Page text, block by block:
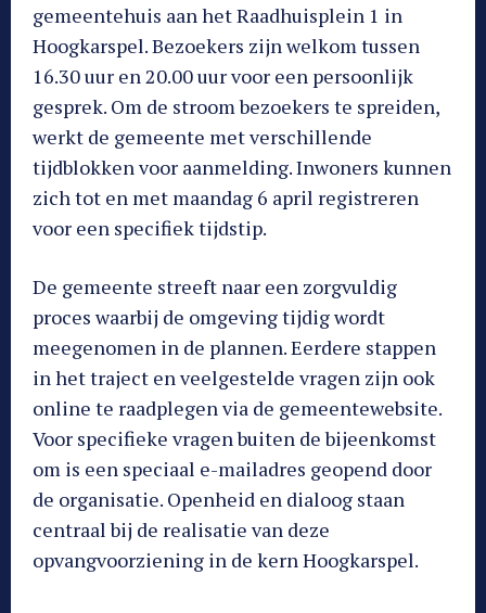
gemeentehuis aan het Raadhuisplein 1 in
Hoogkarspel. Bezoekers zijn welkom tussen
16.30 uur en 20.00 uur voor een persoonlijk
gesprek. Om de stroom bezoekers te spreiden,
werkt de gemeente met verschillende
tijdblokken voor aanmelding. Inwoners kunnen
zich tot en met maandag 6 april registreren
voor een specifiek tijdstip.
De gemeente streeft naar een zorgvuldig
proces waarbij de omgeving tijdig wordt
meegenomen in de plannen. Eerdere stappen
in het traject en veelgestelde vragen zijn ook
online te raadplegen via de gemeentewebsite.
Voor specifieke vragen buiten de bijeenkomst
om is een speciaal e-mailadres geopend door
de organisatie. Openheid en dialoog staan
centraal bij de realisatie van deze
opvangvoorziening in de kern Hoogkarspel.